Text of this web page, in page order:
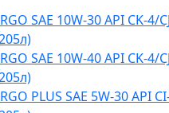
SAE 10W-30 API CK-4/
SAE 10W-40 API CK-4/
PLUS SAE 5W-30 API